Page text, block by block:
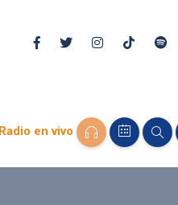
Radio en vivo